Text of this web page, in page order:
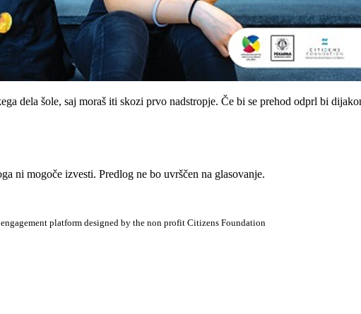
dela šole, saj moraš iti skozi prvo nadstropje. Če bi se prehod odprl bi
ni mogoče izvesti. Predlog ne bo uvrščen na glasovanje.
platform designed by the non profit Citizens Foundation